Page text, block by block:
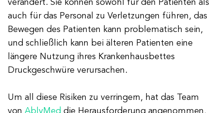
verändert. Sie können sowohl für den Patienten als
auch für das Personal zu Verletzungen führen, das
Bewegen des Patienten kann problematisch sein,
und schließlich kann bei älteren Patienten eine
längere Nutzung ihres Krankenhausbettes
Druckgeschwüre verursachen.
Um all diese Risiken zu verringern, hat das Team
von AblyMed die Herausforderung angenommen,